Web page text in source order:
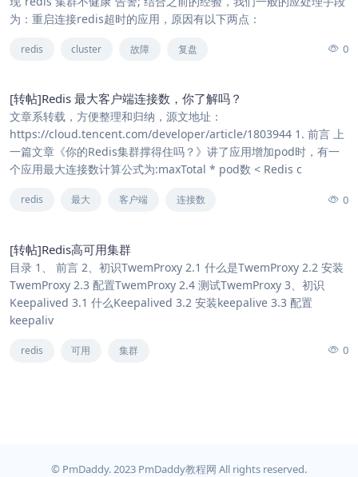
为：重启连接redis超时的应用，原因有以下两点：
redis cluster 故障 复盘 0
[转帖]Redis 最大客户端连接数，你了解吗？
文章系转载，方便整理和归纳，源文地址：
https://cloud.tencent.com/developer/article/1803944 1. 前言 上
一篇文章《你的Redis集群撑得住吗？》讲了应用增加pod时，有一
个应用最大连接数计算公式为:maxTotal * pod数 < Redis c
redis 最大 客户端 连接数 0
[转帖]Redis高可用集群
目录 1、 前言 2、初识TwemProxy 2.1 什么是TwemProxy 2.2 安装
TwemProxy 2.3 配置TwemProxy 2.4 测试TwemProxy 3、初识
Keepalived 3.1 什么Keepalived 3.2 安装keepalive 3.3 配置
keepaliv
redis 可用 集群 0
© PmDaddy. 2023 PmDaddy教程网 All rights reserved.